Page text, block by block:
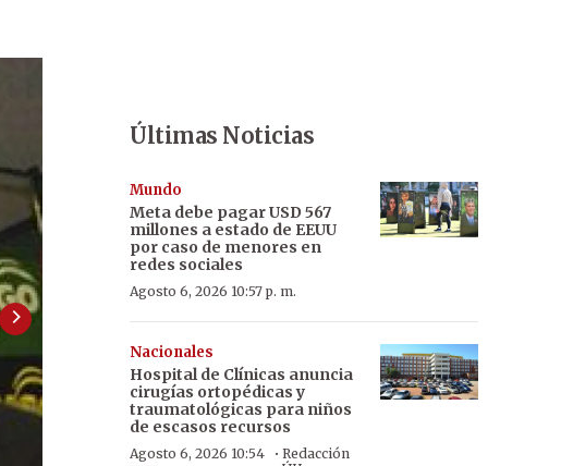
Últimas Noticias
Mundo
Meta debe pagar USD 567
millones a estado de EEUU
por caso de menores en
redes sociales
Agosto 6, 2026 10:57 p. m.
Nacionales
Hospital de Clínicas anuncia
cirugías ortopédicas y
traumatológicas para niños
de escasos recursos
Agosto 6, 2026 10:54
· Redacción